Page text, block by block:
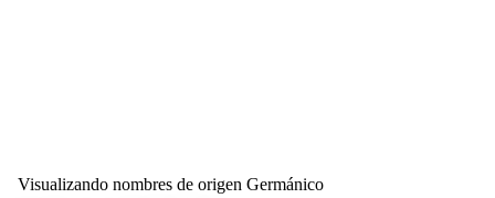
Visualizando nombres de origen Germánico